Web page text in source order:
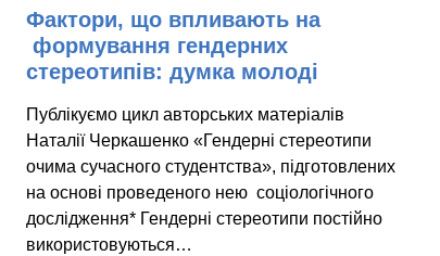
Фактори, що впливають на
формування гендерних
стереотипів: думка молоді
Публікуємо цикл авторських матеріалів
Наталії Черкашенко «Гендерні стереотипи
очима сучасного студентства», підготовлених
на основі проведеного нею соціологічного
дослідження* Гендерні стереотипи постійно
використовуються…